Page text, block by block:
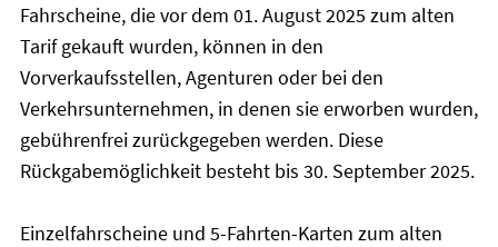
Fahrscheine, die vor dem 01. August 2025 zum alten
Tarif gekauft wurden, können in den
Vorverkaufsstellen, Agenturen oder bei den
Verkehrsunternehmen, in denen sie erworben wurden,
gebührenfrei zurückgegeben werden. Diese
Rückgabemöglichkeit besteht bis 30. September 2025.
Einzelfahrscheine und 5-Fahrten-Karten zum alten